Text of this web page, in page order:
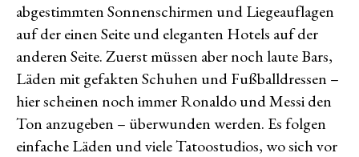
abgestimmten Sonnenschirmen und Liegeauflagen
auf der einen Seite und eleganten Hotels auf der
anderen Seite. Zuerst müssen aber noch laute Bars,
Läden mit gefakten Schuhen und Fußballdressen –
hier scheinen noch immer Ronaldo und Messi den
Ton anzugeben – überwunden werden. Es folgen
einfache Läden und viele Tatoostudios, wo sich vor